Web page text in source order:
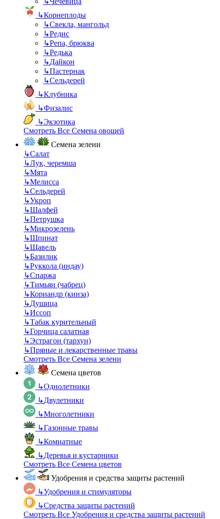
↳Корнеплоды
↳Свекла, мангольд
↳Редис
↳Репа, брюква
↳Редька
↳Дайкон
↳Пастернак
↳Сельдерей
↳Клубника
↳Физалис
↳Экзотика
Смотреть Все Семена овощей
Семена зелени
↳Салат
↳Лук, черемша
↳Мята
↳Мелисса
↳Сельдерей
↳Укроп
↳Шалфей
↳Петрушка
↳Микрозелень
↳Шпинат
↳Щавель
↳Базилик
↳Руккола (индау)
↳Спаржа
↳Тимьян (чабрец)
↳Кориандр (кинза)
↳Душица
↳Иссоп
↳Табак курительный
↳Горчица салатная
↳Эстрагон (тархун)
↳Пряные и лекарственные травы
Смотреть Все Семена зелени
Семена цветов
↳Однолетники
↳Двулетники
↳Многолетники
↳Газонные травы
↳Комнатные
↳Деревья и кустарники
Смотреть Все Семена цветов
Удобрения и средства защиты растений
↳Удобрения и стимуляторы
↳Средства защиты растений
Смотреть Все Удобрения и средства защиты растений